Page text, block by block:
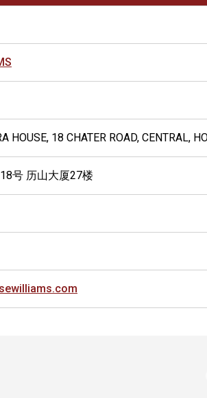
HOUSE, 18 CHATER ROAD, CENTRAL,
号 历山大厦27楼